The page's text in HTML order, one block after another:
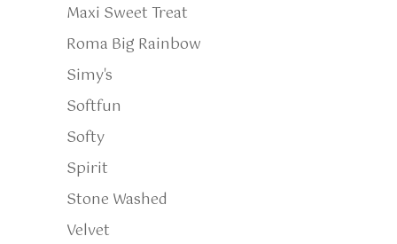
Maxi Sweet Treat
Roma Big Rainbow
Simy's
Softfun
Softy
Spirit
Stone Washed
Velvet